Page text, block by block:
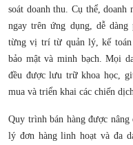
soát doanh thu. Cụ thể,
ngay trên ứng dụng, dễ
từng vị trí từ quản lý, kế toán
bảo mật và minh bạch. Mọi
đều được lưu trữ khoa học,
mua và triển khai các chiến
Quy trình bán hàng được
lý đơn hàng linh hoạt và đa